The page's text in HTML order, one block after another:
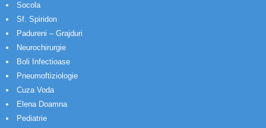
Socola
Sf. Spiridon
Padureni – Grajduri
Neurochirurgie
Boli Infectioase
Pneumoftiziologie
Cuza Voda
Elena Doamna
Pediatrie